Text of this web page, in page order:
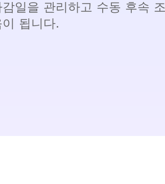
일을 관리하고 수동 후속
됩니다.